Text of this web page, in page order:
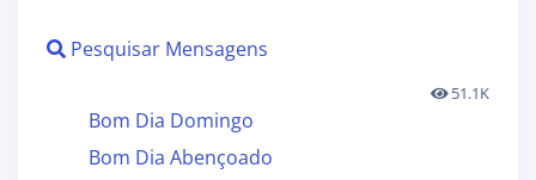
Pesquisar Mensagens
51.1K
Bom Dia Domingo
Bom Dia Abençoado